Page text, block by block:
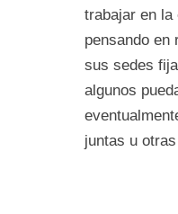
trabajar en
pensando en
sus sedes
algunos
juntas u